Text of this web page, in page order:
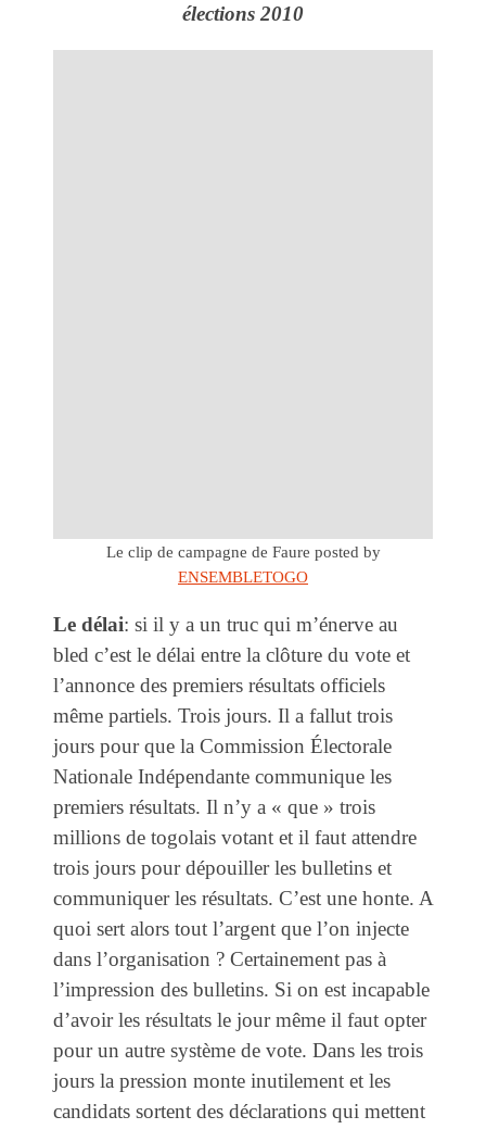
élections 2010
Le clip de campagne de Faure posted by
ENSEMBLETOGO
Le délai: si il y a un truc qui m’énerve au
bled c’est le délai entre la clôture du vote et
l’annonce des premiers résultats officiels
même partiels. Trois jours. Il a fallut trois
jours pour que la Commission Électorale
Nationale Indépendante communique les
premiers résultats. Il n’y a « que » trois
millions de togolais votant et il faut attendre
trois jours pour dépouiller les bulletins et
communiquer les résultats. C’est une honte. A
quoi sert alors tout l’argent que l’on injecte
dans l’organisation ? Certainement pas à
l’impression des bulletins. Si on est incapable
d’avoir les résultats le jour même il faut opter
pour un autre système de vote. Dans les trois
jours la pression monte inutilement et les
candidats sortent des déclarations qui mettent